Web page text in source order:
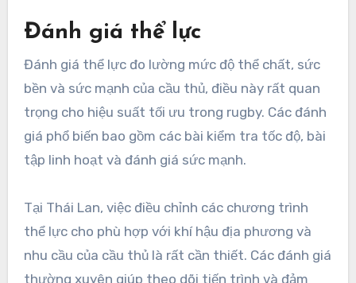
Đánh giá thể lực
Đánh giá thể lực đo lường mức độ thể chất, sức
bền và sức mạnh của cầu thủ, điều này rất quan
trọng cho hiệu suất tối ưu trong rugby. Các đánh
giá phổ biến bao gồm các bài kiểm tra tốc độ, bài
tập linh hoạt và đánh giá sức mạnh.
Tại Thái Lan, việc điều chỉnh các chương trình
thể lực cho phù hợp với khí hậu địa phương và
nhu cầu của cầu thủ là rất cần thiết. Các đánh giá
thường xuyên giúp theo dõi tiến trình và đảm